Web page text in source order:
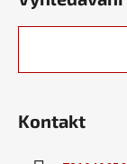
Kontakt